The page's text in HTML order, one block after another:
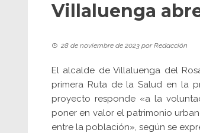
Villaluenga
28 de noviembre de 2023 porRedacción
El alcalde de Villaluenga del
primera Ruta de la Salud en la
proyecto responde «a la
poner en valor el patrimonio
entre la población», según se